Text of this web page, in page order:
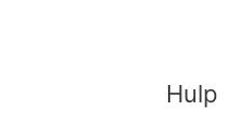
Hulp